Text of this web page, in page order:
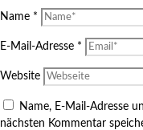
Name *
E-Mail-Adresse *
Website
Name, E-Mail-Adresse
nächsten Kommentar